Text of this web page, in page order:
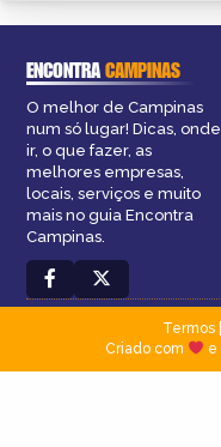
ENCONTRACAMPINAS
O melhor de Campinas
num só lugar! Dicas, onde
ir, o que fazer, as
melhores empresas,
locais, serviços e muito
mais no guia Encontra
Campinas.
Termos|
Criado com
e